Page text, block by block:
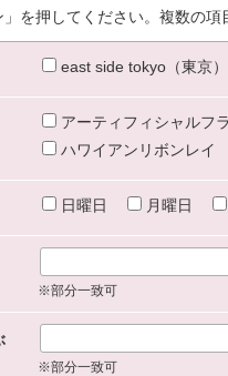
を押してください。複数の項
east side tokyo（東京）
アーティフィシャルフ
ハワイアンリボンレイ
日曜日 月曜日
※部分一致可
※部分一致可